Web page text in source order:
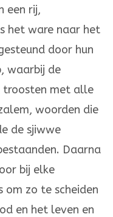
een rij,
het ware naar het
door hun
waarbij de
troosten met alle
woorden die
de sjiwwe
Daarna
bij elke
om zo te scheiden
en het leven en